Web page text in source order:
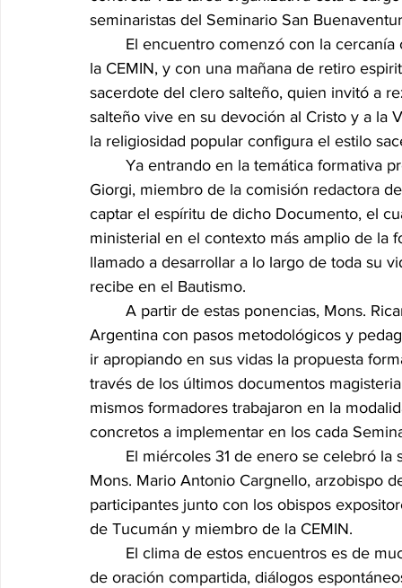
seminaristas del Seminario San
la CEMIN, y con una mañana de retiro
sacerdote del clero salteño, quien invitó a
salteño vive en su devoción al Cristo y a
la religiosidad popular configura el estilo
Giorgi, miembro de la comisión redactora
captar el espíritu de dicho Documento, el
ministerial en el contexto más amplio de la
llamado a desarrollar a lo largo de toda su
recibe en el Bautismo.
Argentina con pasos metodológicos y
ir apropiando en sus vidas la propuesta
través de los últimos documentos
mismos formadores trabajaron en la
concretos a implementar en los cada
Mons. Mario Antonio Cargnello, arzobispo
participantes junto con los obispos
de Tucumán y miembro de la CEMIN.
de oración compartida, diálogos